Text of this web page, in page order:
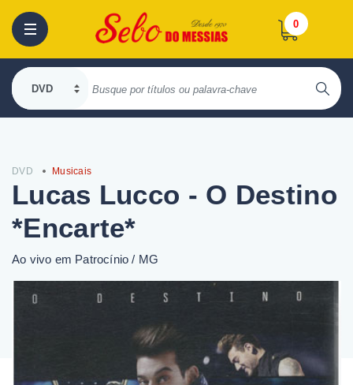
0
DVD Musicais
Lucas Lucco - O Destino
*Encarte*
Ao vivo em Patrocínio / MG